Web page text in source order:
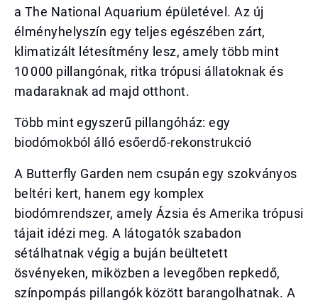
a The National Aquarium épületével. Az új
élményhelyszín egy teljes egészében zárt,
klimatizált létesítmény lesz, amely több mint
10 000 pillangónak, ritka trópusi állatoknak és
madaraknak ad majd otthont.
Több mint egyszerű pillangóház: egy
biodómokból álló esőerdő-rekonstrukció
A Butterfly Garden nem csupán egy szokványos
beltéri kert, hanem egy komplex
biodómrendszer, amely Ázsia és Amerika trópusi
tájait idézi meg. A látogatók szabadon
sétálhatnak végig a buján beültetett
ösvényeken, miközben a levegőben repkedő,
színpompás pillangók között barangolhatnak. A